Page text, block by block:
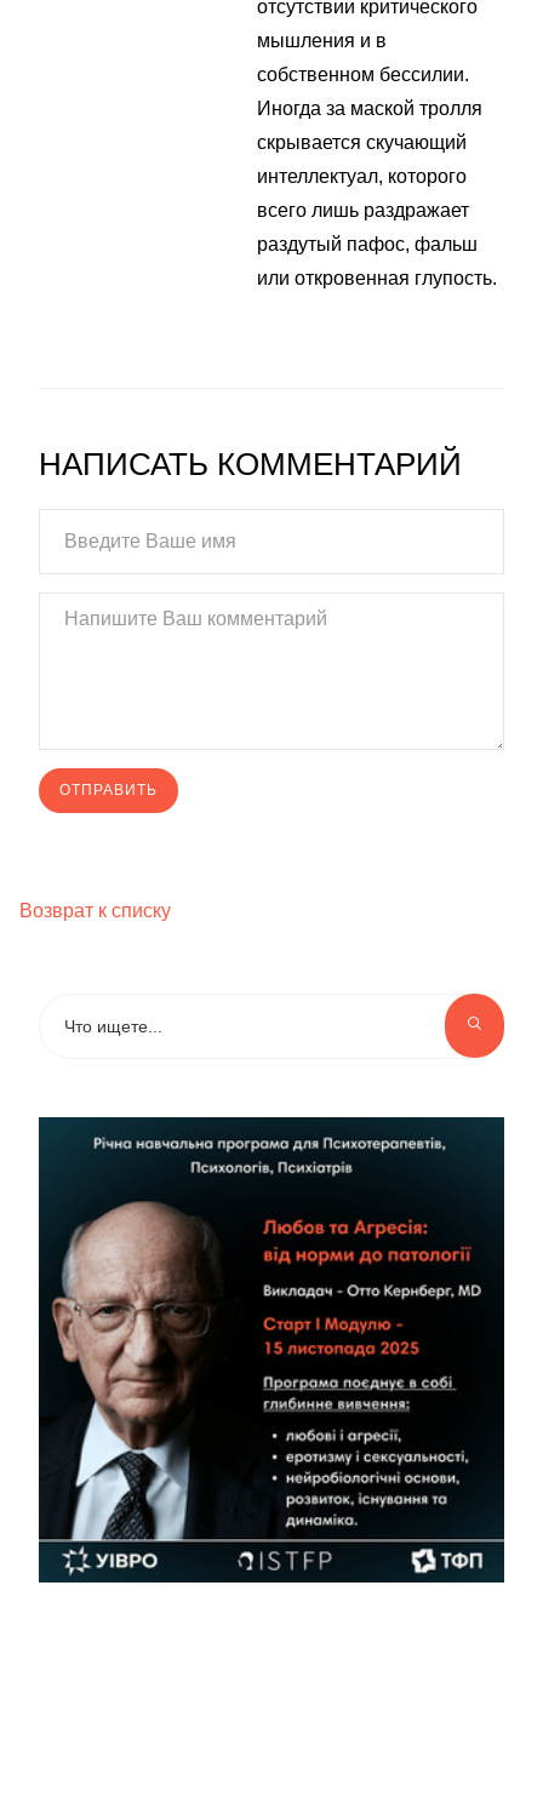
отсутствии критического
мышления и в
собственном бессилии.
Иногда за маской тролля
скрывается скучающий
интеллектуал, которого
всего лишь раздражает
раздутый пафос, фальш
или откровенная глупость.
НАПИСАТЬ КОММЕНТАРИЙ
Возврат к списку